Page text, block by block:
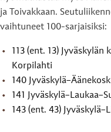
ja Toivakkaan.
vaihtuneet 100-sarjaisiksi:
113 (ent. 13)
Korpilahti
140
141
143 (ent. 43)